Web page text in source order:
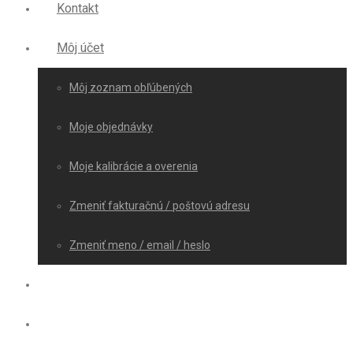
Kontakt
Môj účet
Môj zoznam obľúbených
Moje objednávky
Moje kalibrácie a overenia
Zmeniť fakturačnú / poštovú adresu
Zmeniť meno / email / heslo